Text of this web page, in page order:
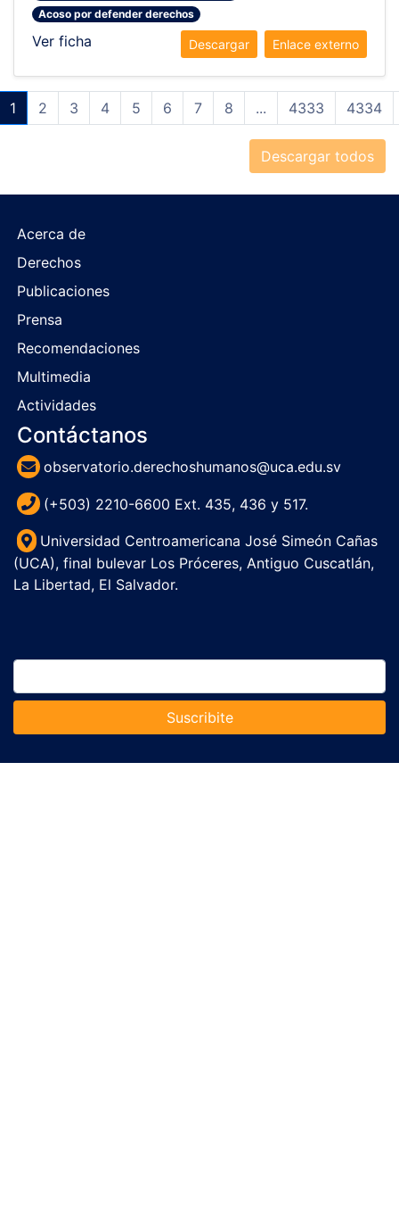
Acoso por defender derechos
Ver ficha Enlace externo
Descargar
1 2 3 4 5 6 7 8 ... 4333 4334
Descargar todos
Acerca de
Derechos
Publicaciones
Prensa
Recomendaciones
Multimedia
Actividades
Contáctanos
observatorio.derechoshumanos@uca.edu.sv
(+503) 2210-6600 Ext. 435, 436 y 517.
Universidad Centroamericana José Simeón Cañas
(UCA), final bulevar Los Próceres, Antiguo Cuscatlán,
La Libertad, El Salvador.
Suscribite